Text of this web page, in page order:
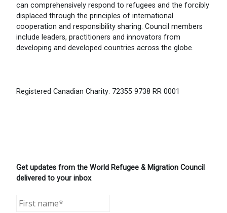
can comprehensively respond to refugees and the forcibly
displaced through the principles of international
cooperation and responsibility sharing. Council members
include leaders, practitioners and innovators from
developing and developed countries across the globe.
Registered Canadian Charity: 72355 9738 RR 0001
Get updates from the World Refugee & Migration Council
delivered to your inbox